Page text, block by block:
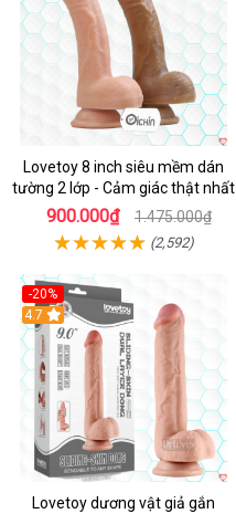
Lovetoy 8 inch siêu mềm dán
tường 2 lớp - Cảm giác thật nhất
900.000₫ 1.475.000₫
(2,592)
-20%
Hot
4.7
Lovetoy dương vật giả gắn